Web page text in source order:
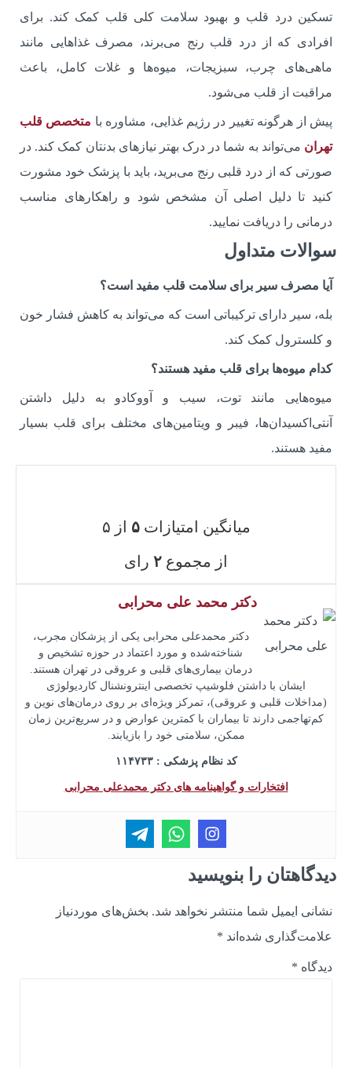
تسکین درد قلب و بهبود سلامت کلی قلب کمک کند. برای
افرادی که از درد قلب رنج می‌برند، مصرف غذاهایی مانند
ماهی‌های چرب، سبزیجات، میوه‌ها و غلات کامل، باعث
مراقبت از قلب می‌شود.
پیش از هرگونه تغییر در رژیم غذایی، مشاوره با متخصص قلب
تهران می‌تواند به شما در درک بهتر نیازهای بدنتان کمک کند. در
صورتی که از درد قلبی رنج می‌برید، باید با پزشک خود مشورت
کنید تا دلیل اصلی آن مشخص شود و راهکارهای مناسب
درمانی را دریافت نمایید.
سوالات متداول
آیا مصرف سیر برای سلامت قلب مفید است؟
بله، سیر دارای ترکیباتی است که می‌تواند به کاهش فشار خون
و کلسترول کمک کند.
کدام میوه‌ها برای قلب مفید هستند؟
میوه‌هایی مانند توت، سیب و آووکادو به دلیل داشتن
آنتی‌اکسیدان‌ها، فیبر و ویتامین‌های مختلف برای قلب بسیار
مفید هستند.
میانگین امتیازات۵ از ۵
از مجموع ۲ رای
دکتر محمد علی محرابی
دکتر محمدعلی محرابی یکی از پزشکان مجرب،
شناخته‌شده و مورد اعتماد در حوزه تشخیص و
درمان بیماری‌های قلبی و عروقی در تهران هستند.
ایشان با داشتن فلوشیپ تخصصی اینترونشنال کاردیولوژی
(مداخلات قلبی و عروقی)، تمرکز ویژه‌ای بر روی درمان‌های نوین و
کم‌تهاجمی دارند تا بیماران با کمترین عوارض و در سریع‌ترین زمان
ممکن، سلامتی خود را بازیابند.
کد نظام پزشکی : ۱۱۴۷۳۳
افتخارات و گواهینامه های دکتر محمدعلی محرابی
دیدگاهتان را بنویسید
نشانی ایمیل شما منتشر نخواهد شد. بخش‌های موردنیاز
علامت‌گذاری شده‌اند *
دیدگاه *